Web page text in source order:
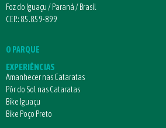
Foz do Iguaçu / Paraná / Brasil
CEP.: 85.859-899
O PARQUE
EXPERIÊNCIAS
Amanhecer nas Cataratas
Pôr do Sol nas Cataratas
Bike Iguaçu
Bike Poço Preto